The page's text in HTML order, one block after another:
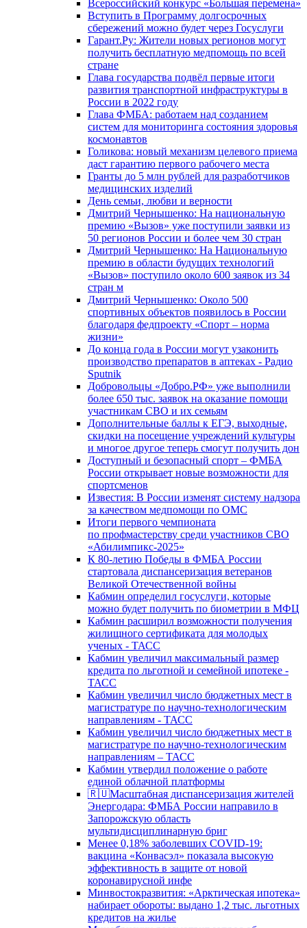
Всероссийский конкурс «Большая перемена»
Вступить в Программу долгосрочных
сбережений можно будет через Госуслуги
Гарант.Ру: Жители новых регионов могут
получить бесплатную медпомощь по всей
стране
Глава государства подвёл первые итоги
развития транспортной инфраструктуры в
России в 2022 году
Глава ФМБА: работаем над созданием
систем для мониторинга состояния здоровья
космонавтов
Голикова: новый механизм целевого приема
даст гарантию первого рабочего места
Гранты до 5 млн рублей для разработчиков
медицинских изделий
День семьи, любви и верности
Дмитрий Чернышенко: На национальную
премию «Вызов» уже поступили заявки из
50 регионов России и более чем 30 стран
Дмитрий Чернышенко: На Национальную
премию в области будущих технологий
«Вызов» поступило около 600 заявок из 34
стран м
Дмитрий Чернышенко: Около 500
спортивных объектов появилось в России
благодаря федпроекту «Спорт – норма
жизни»
До конца года в России могут узаконить
производство препаратов в аптеках - Радио
Sputnik
Добровольцы «Добро.РФ» уже выполнили
более 650 тыс. заявок на оказание помощи
участникам СВО и их семьям
Дополнительные баллы к ЕГЭ, выходные,
скидки на посещение учреждений культуры
и многое другое теперь смогут получить дон
Доступный и безопасный спорт – ФМБА
России открывает новые возможности для
спортсменов
Известия: В России изменят систему надзора
за качеством медпомощи по ОМС
Итоги первого чемпионата
по профмастерству среди участников СВО
«Абилимпикс-2025»
К 80-летию Победы в ФМБА России
стартовала диспансеризация ветеранов
Великой Отечественной войны
Кабмин определил госуслуги, которые
можно будет получить по биометрии в МФЦ
Кабмин расширил возможности получения
жилищного сертификата для молодых
ученых - ТАСС
Кабмин увеличил максимальный размер
кредита по льготной и семейной ипотеке -
ТАСС
Кабмин увеличил число бюджетных мест в
магистратуре по научно-технологическим
направлениям - ТАСС
Кабмин увеличил число бюджетных мест в
магистратуре по научно-технологическим
направлениям – ТАСС
Кабмин утвердил положение о работе
единой облачной платформы
🇷🇺Масштабная диспансеризация жителей
Энергодара: ФМБА России направило в
Запорожскую область
мультидисциплинарную бриг
Менее 0,18% заболевших COVID-19:
вакцина «Конвасэл» показала высокую
эффективность в защите от новой
коронавирусной инфе
Минвостокразвития: «Арктическая ипотека»
набирает обороты: выдано 1,2 тыс. льготных
кредитов на жилье